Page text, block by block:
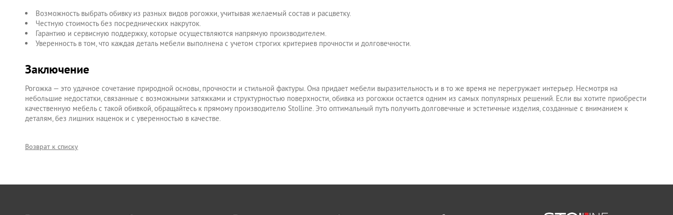
Возможность выбрать обивку из разных видов рогожки, учитывая желаемый состав и расцветку.
Честную стоимость без посреднических накруток.
Гарантию и сервисную поддержку, которые осуществляются напрямую производителем.
Уверенность в том, что каждая деталь мебели выполнена с учетом строгих критериев прочности и долговечности.
Заключение
Рогожка — это удачное сочетание природной основы, прочности и стильной фактуры. Она придает мебели выразительность и в то же время не перегружает интерьер. Несмотря на
небольшие недостатки, связанные с возможными затяжками и структурностью поверхности, обивка из рогожки остается одним из самых популярных решений. Если вы хотите приобрести
качественную мебель с такой обивкой, обращайтесь к прямому производителю Stolline. Это оптимальный путь получить долговечные и эстетичные изделия, созданные с вниманием к
деталям, без лишних наценок и с уверенностью в качестве.
Возврат к списку